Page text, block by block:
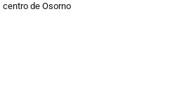
centro de Osorno